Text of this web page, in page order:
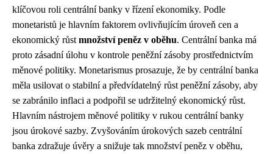
klíčovou roli centrální banky v řízení ekonomiky. Podle
monetaristů je hlavním faktorem ovlivňujícím úroveň cen a
ekonomický růst množství peněz v oběhu. Centrální banka má
proto zásadní úlohu v kontrole peněžní zásoby prostřednictvím
měnové politiky. Monetarismus prosazuje, že by centrální banka
měla usilovat o stabilní a předvídatelný růst peněžní zásoby, aby
se zabránilo inflaci a podpořil se udržitelný ekonomický růst.
Hlavním nástrojem měnové politiky v rukou centrální banky
jsou úrokové sazby. Zvyšováním úrokových sazeb centrální
banka zdražuje úvěry a snižuje tak množství peněz v oběhu,